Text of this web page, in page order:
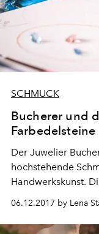
SCHMUCK
Bucherer und
Farbedelsteine
Der Juwelier
hochstehende
Handwerkskunst.
Bucherer-Logos
wie auch heute
in Luzern kreiert –
06.12.2017 by Lena